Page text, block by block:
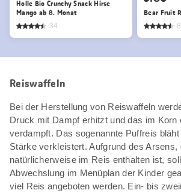
Holle Bio Crunchy Snack Hirse
Mango ab 8. Monat
34
Bear Fruit
Reiswaffeln
Bei der Herstellung von Reiswaffeln
Druck mit Dampf erhitzt und das im Korn
verdampft. Das sogenannte Puffreis
Stärke verkleistert. Aufgrund des Arsens,
natürlicherweise im Reis enthalten ist,
Abwechslung im Menüplan der Kinder
viel Reis angeboten werden. Ein- bis